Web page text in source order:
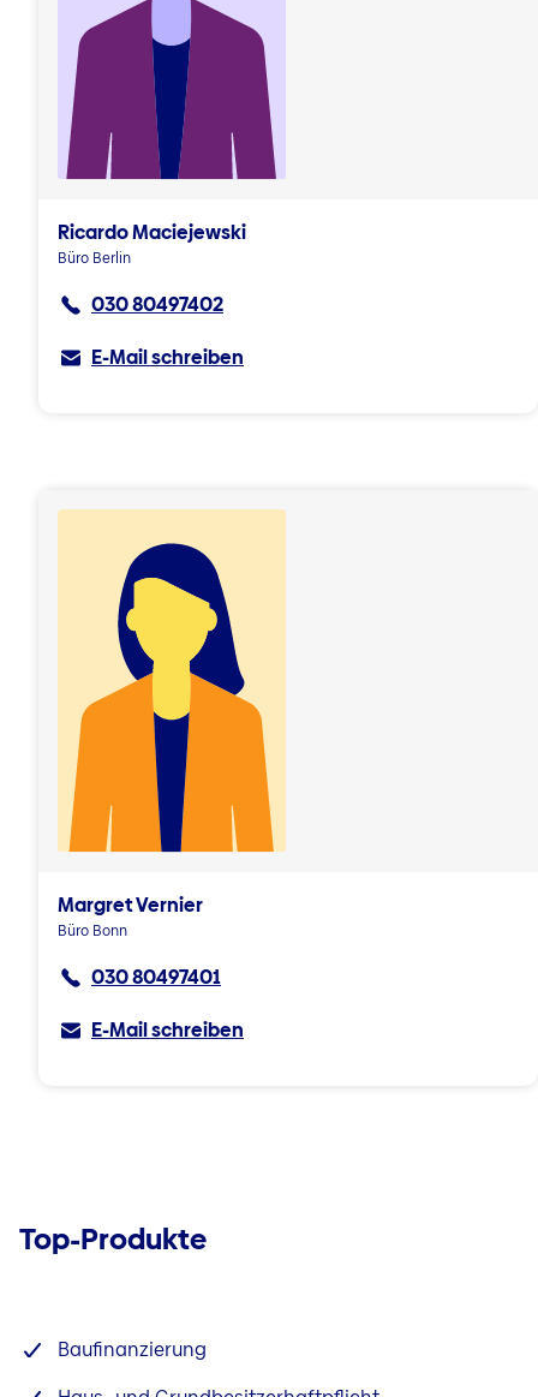
Ricardo Maciejewski
Büro Berlin
030 80497402
E-Mail schreiben
Margret Vernier
Büro Bonn
030 80497401
E-Mail schreiben
Top-Produkte
Baufinanzierung